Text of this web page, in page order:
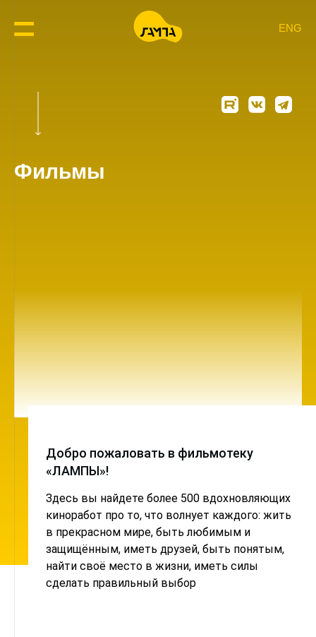
ENG
Фильмы
Добро пожаловать в фильмотеку
«ЛАМПЫ»!
Здесь вы найдете более 500 вдохновляющих
киноработ про то, что волнует каждого: жить
в прекрасном мире, быть любимым и
защищённым, иметь друзей, быть понятым,
найти своё место в жизни, иметь силы
сделать правильный выбор